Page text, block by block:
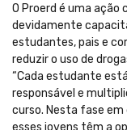
O Proerd é uma
devidamente
estudantes, pais e
reduzir o uso de
“Cada estudante
responsável e
curso. Nesta fase em
esses jovens têm a